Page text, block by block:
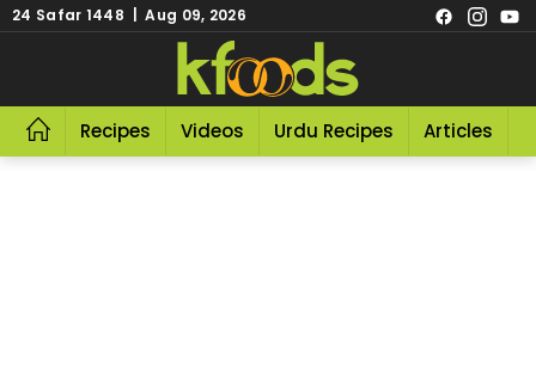
24 Safar 1448 | Aug 09, 2026
Recipes Videos Urdu Recipes Articles